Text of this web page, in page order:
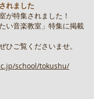
れました
が特集されました！
い音楽教室」特集に掲載
ひご覧くださいませ。
school/tokushu/